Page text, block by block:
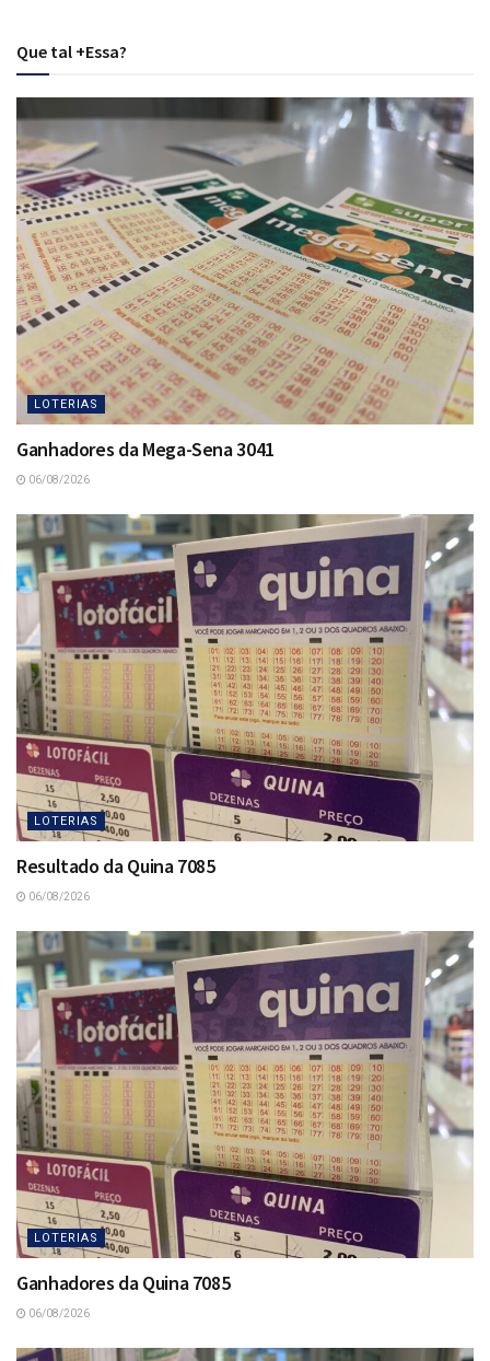
Que tal +Essa?
LOTERIAS
Ganhadores da Mega-Sena 3041
06/08/2026
LOTERIAS
Resultado da Quina 7085
06/08/2026
LOTERIAS
Ganhadores da Quina 7085
06/08/2026